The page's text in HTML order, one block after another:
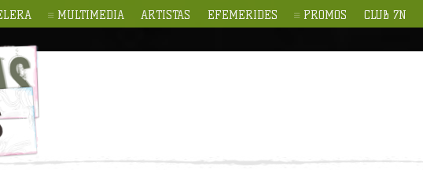
MULTIMEDIA ARTISTAS EFEMERIDES PROMOS CLUB 7N